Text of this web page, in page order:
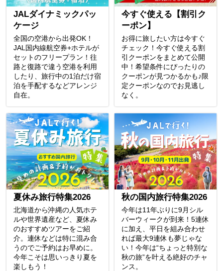
JALダイナミックパッ
ケージ
全国の空港から出発OK！
JAL国内線航空券+ホテルが
セットのフリープラン！往
路と復路で違う空港を利用
したり、旅行中の1泊だけ宿
泊を手配するなどアレンジ
自在。
今すぐ使える【割引ク
ーポン】
お得に旅したい方は今すぐ
チェック！今すぐ使える割
引クーポンをまとめて公開
中！希望条件にぴったりの
クーポンが見つかるかも♪限
定クーポンなのでお見逃し
なく。
夏休み旅行特集2026
北海道から沖縄の人気ホテ
ルや世界遺産など、夏休み
のおすすめツアーをご紹
介。連休などは特に混み合
うのでご予約はお早めに。
今年こそは思いっきり夏を
楽しもう！
秋の国内旅行特集2026
今年は11年ぶりに9月シル
バーウィークが到来！5連休
に加え、平日を組み合わせ
れば最大9連休も夢じゃな
い！今年は“ちょっと特別な
秋の旅”を叶える絶好のチャ
ンス。